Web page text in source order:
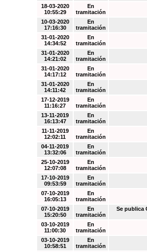
18-03-2020
10:55:29
En
tramitación
10-03-2020
17:16:30
En
tramitación
31-01-2020
14:34:52
En
tramitación
31-01-2020
14:21:02
En
tramitación
31-01-2020
14:17:12
En
tramitación
31-01-2020
14:11:42
En
tramitación
17-12-2019
11:16:27
En
tramitación
13-11-2019
16:13:47
En
tramitación
11-11-2019
12:02:11
En
tramitación
04-11-2019
13:32:06
En
tramitación
25-10-2019
12:07:08
En
tramitación
17-10-2019
09:53:59
En
tramitación
07-10-2019
16:05:13
En
tramitación
07-10-2019
15:20:50
En
tramitación
Se publica
03-10-2019
11:00:30
En
tramitación
03-10-2019
10:58:51
En
tramitación